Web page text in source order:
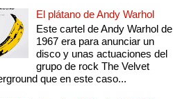
El plátano de Andy Warhol
Este cartel de Andy Warhol de
1967 era para anunciar un
disco y unas actuaciones del
grupo de rock The Velvet
que en este caso...